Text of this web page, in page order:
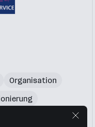
Organisation